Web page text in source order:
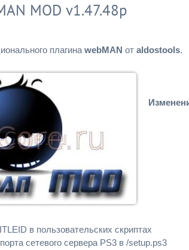
MOD v1.47.48p
плагина webMAN от aldostools.
в пользовательских скриптах
сетевого сервера PS3 в /setup.ps3